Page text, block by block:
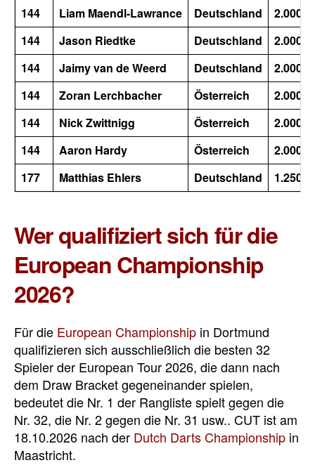
144
Liam Maendl-Lawrance Deutschland
2.000
144
Jason Riedtke Deutschland
2.000
144
Jaimy van de Weerd Deutschland
2.000
144
Zoran Lerchbacher Österreich
2.000
144
Nick Zwittnigg Österreich
2.000
144
Aaron Hardy Österreich
2.000
177
Matthias Ehlers Deutschland 1.250
Wer qualifiziert sich für die
European Championship
2026?
Für die European Championship in Dortmund
qualifizieren sich ausschließlich die besten 32
Spieler der European Tour 2026, die dann nach
dem Draw Bracket gegeneinander spielen,
bedeutet die Nr. 1 der Rangliste spielt gegen die
Nr. 32, die Nr. 2 gegen die Nr. 31 usw.. CUT ist am
18.10.2026 nach der Dutch Darts Championship in
Maastricht.